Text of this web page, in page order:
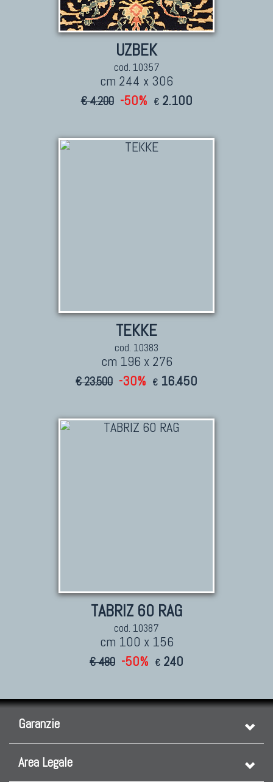
UZBEK
cod. 10357
cm 244 x 306
€ 4.200 -50% € 2.100
TEKKE
cod. 10383
cm 196 x 276
€ 23.500 -30% € 16.450
TABRIZ 60 RAG
cod. 10387
cm 100 x 156
€ 480 -50% € 240
Garanzie
Area Legale